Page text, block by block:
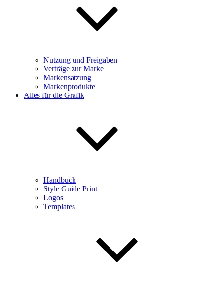
Nutzung und Freigaben
Verträge zur Marke
Markensatzung
Markenprodukte
Alles für die Grafik
Handbuch
Style Guide Print
Logos
Templates